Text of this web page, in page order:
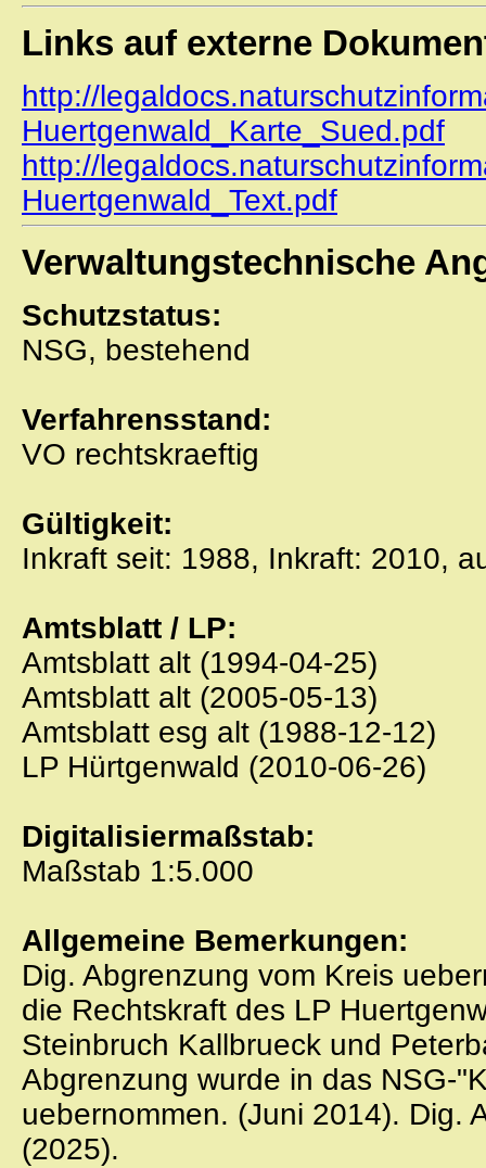
Links auf externe
http://
Huertgenwald_Karte_Sued.pdf
http://
Huertgenwald_Text.pdf
Verwaltungstechnische
Schutzstatus:
NSG, bestehend
Verfahrensstand:
VO rechtskraeftig
Gültigkeit:
Inkraft seit: 1988, Inkraft: 2010,
Amtsblatt / LP:
Amtsblatt alt (1994-04-25)
Amtsblatt alt (2005-05-13)
Amtsblatt esg alt (1988-12-12)
LP Hürtgenwald (2010-06-26)
Digitalisiermaßstab:
Maßstab 1:5.000
Allgemeine Bemerkungen:
Dig. Abgrenzung vom Kreis
die Rechtskraft des LP
Steinbruch Kallbrueck und
Abgrenzung wurde in das NSG-
uebernommen. (Juni 2014). Dig.
(2025).